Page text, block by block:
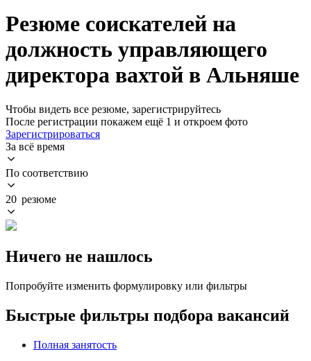
Резюме соискателей на
должность управляющего
директора вахтой в Альняше
Чтобы видеть все резюме, зарегистрируйтесь
После регистрации покажем ещё 1 и откроем фото
Зарегистрироваться
За всё время
По соответствию
20 резюме
Ничего не нашлось
Попробуйте изменить формулировку или фильтры
Быстрые фильтры подбора вакансий
Полная занятость